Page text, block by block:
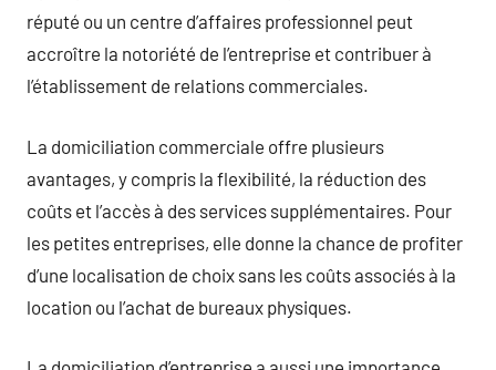
réputé ou un centre d’affaires professionnel peut
accroître la notoriété de l’entreprise et contribuer à
l’établissement de relations commerciales.
La domiciliation commerciale offre plusieurs
avantages, y compris la flexibilité, la réduction des
coûts et l’accès à des services supplémentaires. Pour
les petites entreprises, elle donne la chance de profiter
d’une localisation de choix sans les coûts associés à la
location ou l’achat de bureaux physiques.